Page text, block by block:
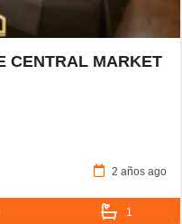
CENTRAL MARKET
2 años ago
1